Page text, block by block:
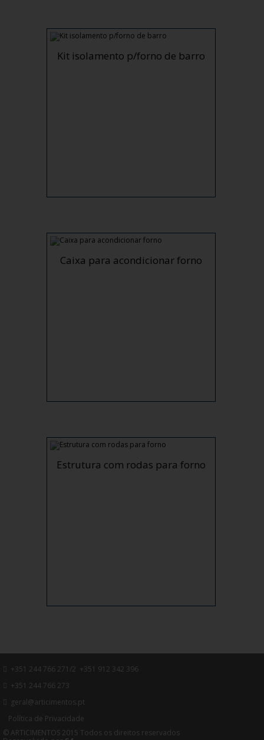
Kit isolamento p/forno de barro
Caixa para acondicionar forno
Estrutura com rodas para forno
+351 244 766 271/2 +351 912 342 396
+351 244 766 273
geral@articimentos.pt
Política de Privacidade
© ARTICIMENTOS 2015 Todos os direitos reservados